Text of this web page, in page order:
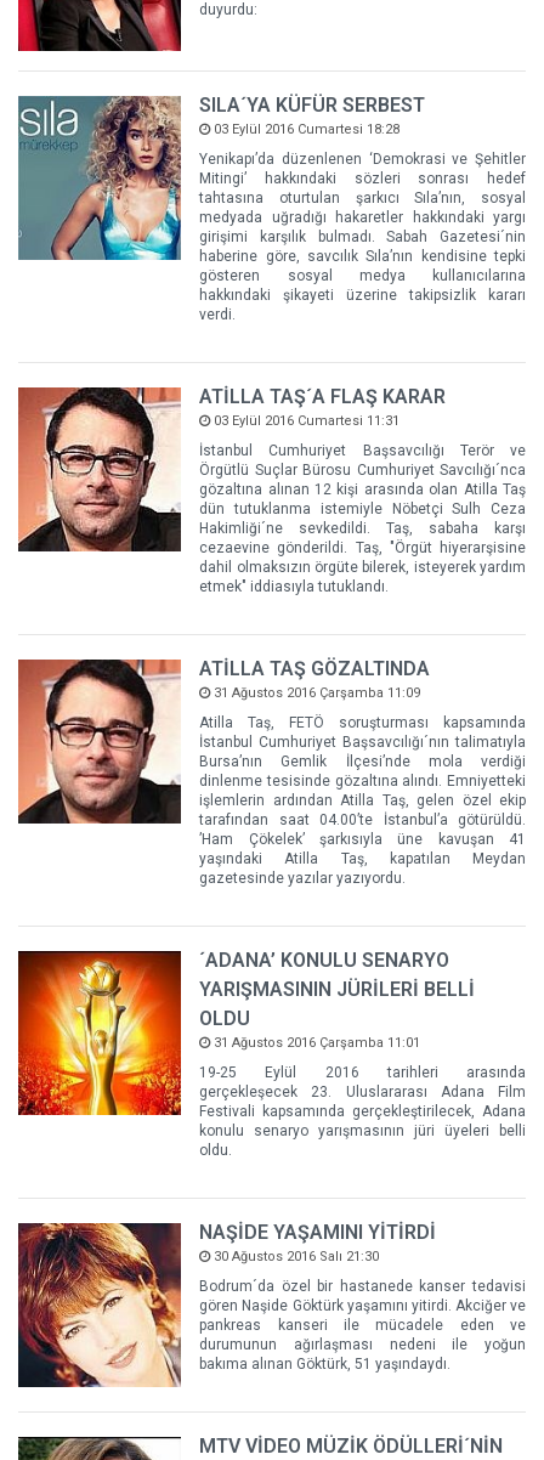
duyurdu:
SILA´YA KÜFÜR SERBEST
03 Eylül 2016 Cumartesi 18:28
Yenikapı’da düzenlenen ‘Demokrasi ve Şehitler
Mitingi’ hakkındaki sözleri sonrası hedef
tahtasına oturtulan şarkıcı Sıla’nın, sosyal
medyada uğradığı hakaretler hakkındaki yargı
girişimi karşılık bulmadı. Sabah Gazetesi´nin
haberine göre, savcılık Sıla’nın kendisine tepki
gösteren sosyal medya kullanıcılarına
hakkındaki şikayeti üzerine takipsizlik kararı
verdi.
ATİLLA TAŞ´A FLAŞ KARAR
03 Eylül 2016 Cumartesi 11:31
İstanbul Cumhuriyet Başsavcılığı Terör ve
Örgütlü Suçlar Bürosu Cumhuriyet Savcılığı´nca
gözaltına alınan 12 kişi arasında olan Atilla Taş
dün tutuklanma istemiyle Nöbetçi Sulh Ceza
Hakimliği´ne sevkedildi. Taş, sabaha karşı
cezaevine gönderildi. Taş, "Örgüt hiyerarşisine
dahil olmaksızın örgüte bilerek, isteyerek yardım
etmek" iddiasıyla tutuklandı.
ATİLLA TAŞ GÖZALTINDA
31 Ağustos 2016 Çarşamba 11:09
Atilla Taş, FETÖ soruşturması kapsamında
İstanbul Cumhuriyet Başsavcılığı´nın talimatıyla
Bursa’nın Gemlik İlçesi’nde mola verdiği
dinlenme tesisinde gözaltına alındı. Emniyetteki
işlemlerin ardından Atilla Taş, gelen özel ekip
tarafından saat 04.00’te İstanbul’a götürüldü.
’Ham Çökelek’ şarkısıyla üne kavuşan 41
yaşındaki Atilla Taş, kapatılan Meydan
gazetesinde yazılar yazıyordu.
´ADANA’ KONULU SENARYO
YARIŞMASININ JÜRİLERİ BELLİ
OLDU
31 Ağustos 2016 Çarşamba 11:01
19-25 Eylül 2016 tarihleri arasında
gerçekleşecek 23. Uluslararası Adana Film
Festivali kapsamında gerçekleştirilecek, Adana
konulu senaryo yarışmasının jüri üyeleri belli
oldu.
NAŞİDE YAŞAMINI YİTİRDİ
30 Ağustos 2016 Salı 21:30
Bodrum´da özel bir hastanede kanser tedavisi
gören Naşide Göktürk yaşamını yitirdi. Akciğer ve
pankreas kanseri ile mücadele eden ve
durumunun ağırlaşması nedeni ile yoğun
bakıma alınan Göktürk, 51 yaşındaydı.
MTV VİDEO MÜZİK ÖDÜLLERİ´NİN